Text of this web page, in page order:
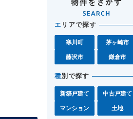
エ リアで探す
寒川町 茅ヶ崎市
藤沢市 鎌倉市
種別で探す
新築戸建て 中古戸建て
マンション 土地